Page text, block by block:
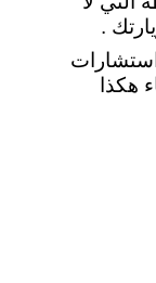
.
هكذا